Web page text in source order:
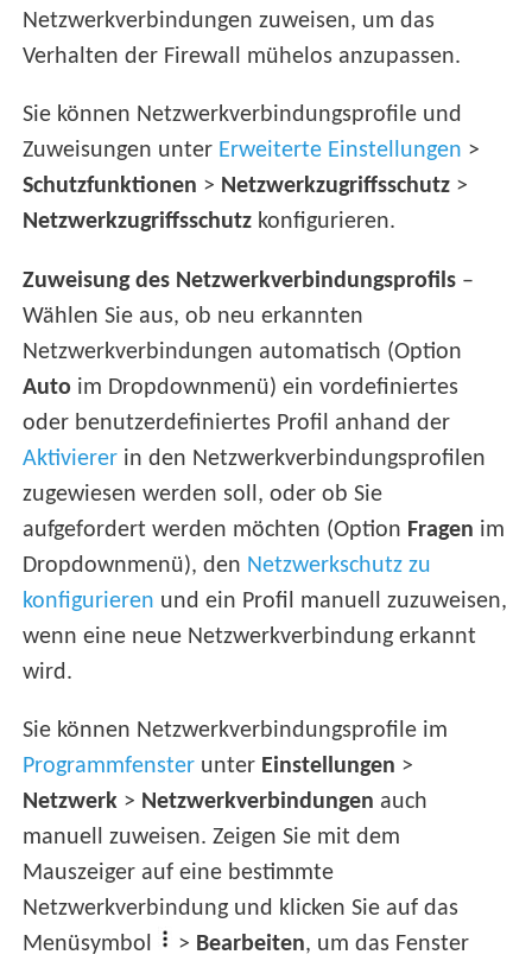
Netzwerkverbindungen zuweisen, um das
Verhalten der Firewall mühelos anzupassen.
Sie können Netzwerkverbindungsprofile und
Zuweisungen unter Erweiterte Einstellungen >
Schutzfunktionen > Netzwerkzugriffsschutz >
Netzwerkzugriffsschutz konfigurieren.
Zuweisung des Netzwerkverbindungsprofils –
Wählen Sie aus, ob neu erkannten
Netzwerkverbindungen automatisch (Option
Auto im Dropdownmenü) ein vordefiniertes
oder benutzerdefiniertes Profil anhand der
Aktivierer in den Netzwerkverbindungsprofilen
zugewiesen werden soll, oder ob Sie
aufgefordert werden möchten (Option Fragen im
Dropdownmenü), den Netzwerkschutz zu
konfigurieren und ein Profil manuell zuzuweisen,
wenn eine neue Netzwerkverbindung erkannt
wird.
Sie können Netzwerkverbindungsprofile im
Programmfenster unter Einstellungen >
Netzwerk > Netzwerkverbindungen auch
manuell zuweisen. Zeigen Sie mit dem
Mauszeiger auf eine bestimmte
Netzwerkverbindung und klicken Sie auf das
Menüsymbol
> Bearbeiten, um das Fenster